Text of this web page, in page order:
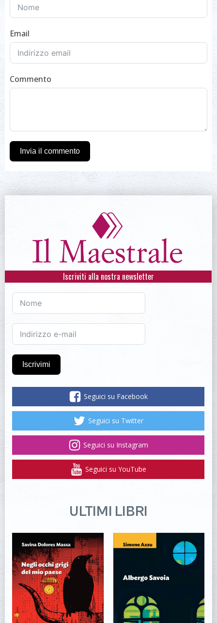
Email
Commento
Invia il commento
Iscriviti alla nostra newsletter
Iscrivimi
Seguici su Facebook
Seguici su Twitter
Seguici su Instagram
Seguici su YouTube
ULTIMI LIBRI